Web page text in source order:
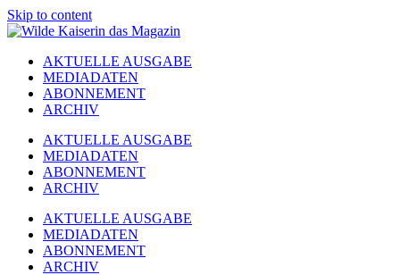
Skip to content
AKTUELLE AUSGABE
MEDIADATEN
ABONNEMENT
ARCHIV
AKTUELLE AUSGABE
MEDIADATEN
ABONNEMENT
ARCHIV
AKTUELLE AUSGABE
MEDIADATEN
ABONNEMENT
ARCHIV